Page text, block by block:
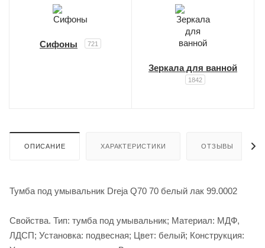
Сифоны 721
Зеркала для ванной
1842
ОПИСАНИЕ ХАРАКТЕРИСТИКИ ОТЗЫВЫ
Тумба под умывальник Dreja Q70 70 белый лак 99.0002
Свойства. Тип: тумба под умывальник; Материал: МДФ,
ЛДСП; Установка: подвесная; Цвет: белый; Конструкция: